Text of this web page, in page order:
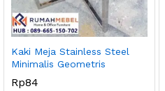
Kaki Meja Stainless Steel
Minimalis Geometris
Rp84